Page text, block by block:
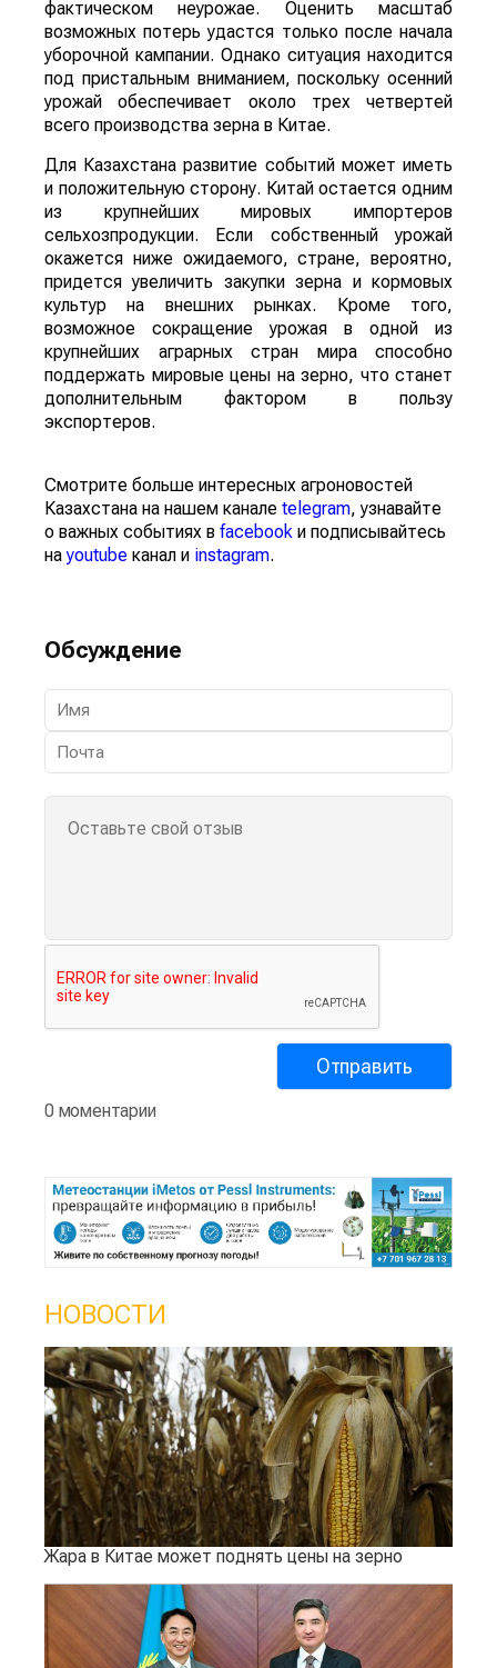
фактическом неурожае. Оценить масштаб
возможных потерь удастся только после начала
уборочной кампании. Однако ситуация находится
под пристальным вниманием, поскольку осенний
урожай обеспечивает около трех четвертей
всего производства зерна в Китае.
Для Казахстана развитие событий может иметь
и положительную сторону. Китай остается одним
из крупнейших мировых импортеров
сельхозпродукции. Если собственный урожай
окажется ниже ожидаемого, стране, вероятно,
придется увеличить закупки зерна и кормовых
культур на внешних рынках. Кроме того,
возможное сокращение урожая в одной из
крупнейших аграрных стран мира способно
поддержать мировые цены на зерно, что станет
дополнительным фактором в пользу
экспортеров.
Смотрите больше интересных агроновостей
Казахстана на нашем канале telegram, узнавайте
о важных событиях в facebook и подписывайтесь
наyoutube канал и instagram.
Обсуждение
0 моментарии
НОВОСТИ
Жара в Китае может поднять цены на зерно